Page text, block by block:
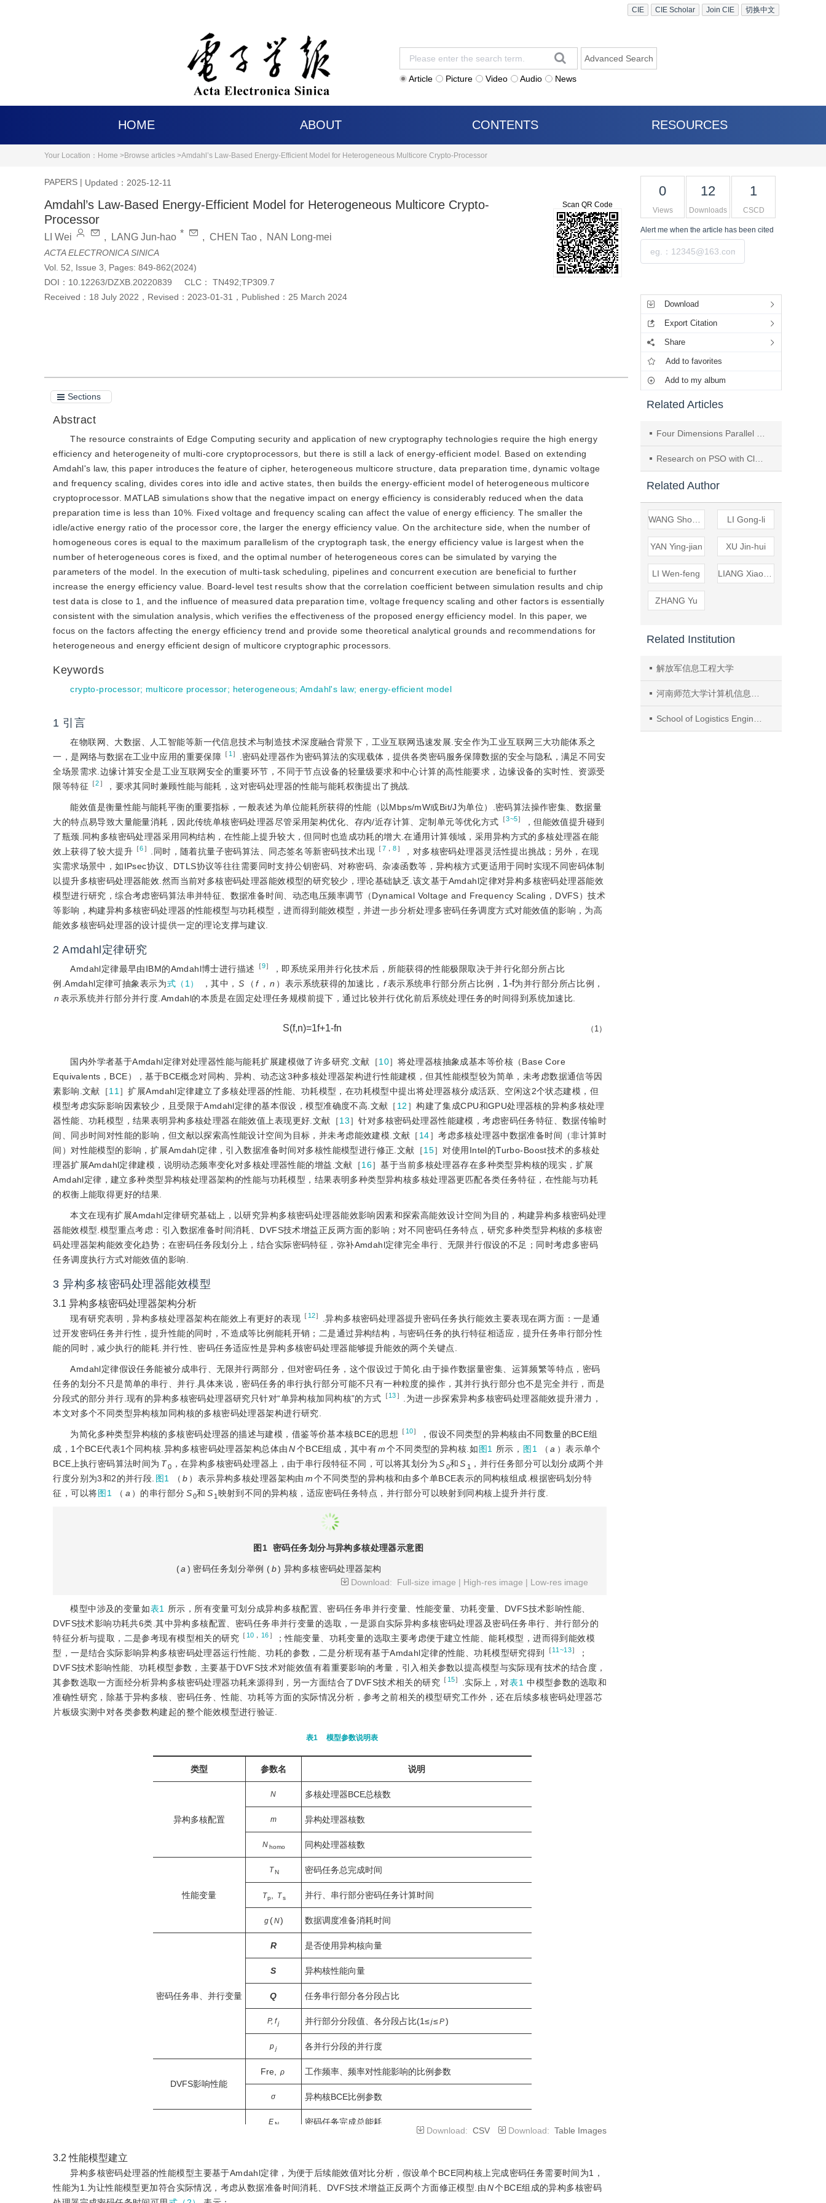
切换中文
Join CIE
CIE Scholar
CIE
Article Picture Video Audio News
Advanced Search
HOME ABOUT CONTENTS RESOURCES
Your Location： Home >Browse articles >Amdahl’s Law-Based Energy-Efficient Model for Heterogeneous Multicore Crypto-Processor
PAPERS | Updated：2025-12-11
Amdahl’s Law-Based Energy-Efficient Model for Heterogeneous Multicore Crypto-
Processor
LI Wei , LANG Jun-hao * , CHEN Tao , NAN Long-mei
ACTA ELECTRONICA SINICA
Vol. 52, Issue 3, Pages: 849-862(2024)
DOI： 10.12263/DZXB.20220839 CLC：
TN492;TP309.7
Received： 18 July 2022 ， Revised： 2023-01-31 ， Published： 25 March 2024
Scan QR Code
Sections
Abstract
The resource constraints of Edge Computing security and application of new cryptography technologies require the high energy
efficiency and heterogeneity of multi-core cryptoprocessors, but there is still a lack of energy-efficient model. Based on extending
Amdahl's law, this paper introduces the feature of cipher, heterogeneous multicore structure, data preparation time, dynamic voltage
and frequency scaling, divides cores into idle and active states, then builds the energy-efficient model of heterogeneous multicore
cryptoprocessor. MATLAB simulations show that the negative impact on energy efficiency is considerably reduced when the data
preparation time is less than 10%. Fixed voltage and frequency scaling can affect the value of energy efficiency. The smaller the
idle/active energy ratio of the processor core, the larger the energy efficiency value. On the architecture side, when the number of
homogeneous cores is equal to the maximum parallelism of the cryptograph task, the energy efficiency value is largest when the
number of heterogeneous cores is fixed, and the optimal number of heterogeneous cores can be simulated by varying the
parameters of the model. In the execution of multi-task scheduling, pipelines and concurrent execution are beneficial to further
increase the energy efficiency value. Board-level test results show that the correlation coefficient between simulation results and chip
test data is close to 1, and the influence of measured data preparation time, voltage frequency scaling and other factors is essentially
consistent with the simulation analysis, which verifies the effectiveness of the proposed energy efficiency model. In this paper, we
focus on the factors affecting the energy efficiency trend and provide some theoretical analytical grounds and recommendations for
heterogeneous and energy efficient design of multicore cryptographic processors.
Keywords
crypto-processor; multicore processor; heterogeneous; Amdahl's law; energy-efficient model
1 引言
在物联网、大数据、人工智能等新一代信息技术与制造技术深度融合背景下，工业互联网迅速发展.安全作为工业互联网三大功能体系之
一，是网络与数据在工业中应用的重要保障 ［ 1 ］
.密码处理器作为密码算法的实现载体，提供各类密码服务保障数据的安全与隐私，满足不同安
全场景需求.边缘计算安全是工业互联网安全的重要环节，不同于节点设备的轻量级要求和中心计算的高性能要求，边缘设备的实时性、资源受
限等特征 ［2］ ，要求其同时兼顾性能与能耗，这对密码处理器的性能与能耗权衡提出了挑战.
能效值是衡量性能与能耗平衡的重要指标，一般表述为单位能耗所获得的性能（以Mbps/mW或Bit/J为单位）.密码算法操作密集、数据量
大的特点易导致大量能量消耗，因此传统单核密码处理器尽管采用架构优化、存内/近存计算、定制单元等优化方式 ［3~5］
，但能效值提升碰到
了瓶颈.同构多核密码处理器采用同构结构，在性能上提升较大，但同时也造成功耗的增大.在通用计算领域，采用异构方式的多核处理器在能
效上获得了较大提升 ［6］ .同时，随着抗量子密码算法、同态签名等新密码技术出现 ［7 ，8］
，对多核密码处理器灵活性提出挑战；另外，在现
实需求场景中，如IPsec协议、DTLS协议等往往需要同时支持公钥密码、对称密码、杂凑函数等，异构核方式更适用于同时实现不同密码体制
以提升多核密码处理器能效.然而当前对多核密码处理器能效模型的研究较少，理论基础缺乏.该文基于Amdahl定律对异构多核密码处理器能效
模型进行研究，综合考虑密码算法串并特征、数据准备时间、动态电压频率调节（Dynamical Voltage and Frequency Scaling，DVFS）技术
等影响，构建异构多核密码处理器的性能模型与功耗模型，进而得到能效模型，并进一步分析处理多密码任务调度方式对能效值的影响，为高
能效多核密码处理器的设计提供一定的理论支撑与建议.
2 Amdahl定律研究
Amdahl定律最早由IBM的Amdahl博士进行描述 ［9］
，即系统采用并行化技术后，所能获得的性能极限取决于并行化部分所占比
例.Amdahl定律可抽象表示为式（1） ，其中， S （ f ， n ）表示系统获得的加速比， f表示系统串行部分所占比例， 1-f为并行部分所占比例，
n 表示系统并行部分并行度.Amdahl的本质是在固定处理任务规模前提下，通过比较并行优化前后系统处理任务的时间得到系统加速比.
S(f,n)=1f+1-fn （1）
国内外学者基于Amdahl定律对处理器性能与能耗扩展建模做了许多研究.文献［10］将处理器核抽象成基本等价核（Base Core
Equivalents，BCE），基于BCE概念对同构、异构、动态这3种多核处理器架构进行性能建模，但其性能模型较为简单，未考虑数据通信等因
素影响.文献［11 ］扩展Amdahl定律建立了多核处理器的性能、功耗模型，在功耗模型中提出将处理器核分成活跃、空闲这2个状态建模，但
模型考虑实际影响因素较少，且受限于Amdahl定律的基本假设，模型准确度不高.文献［ 12 ］构建了集成CPU和GPU处理器核的异构多核处理
器性能、功耗模型，结果表明异构多核处理器在能效值上表现更好.文献［13］针对多核密码处理器性能建模，考虑密码任务特征、数据传输时
间、同步时间对性能的影响，但文献以探索高性能设计空间为目标，并未考虑能效建模.文献［ 14］考虑多核处理器中数据准备时间（非计算时
间）对性能模型的影响，扩展Amdahl定律，引入数据准备时间对多核性能模型进行修正.文献［15］对使用Intel的Turbo-Boost技术的多核处
理器扩展Amdahl定律建模，说明动态频率变化对多核处理器性能的增益.文献［16］基于当前多核处理器存在多种类型异构核的现实，扩展
Amdahl定律，建立多种类型异构核处理器架构的性能与功耗模型，结果表明多种类型异构核多核处理器更匹配各类任务特征，在性能与功耗
的权衡上能取得更好的结果.
本文在现有扩展Amdahl定律研究基础上，以研究异构多核密码处理器能效影响因素和探索高能效设计空间为目的，构建异构多核密码处理
器能效模型.模型重点考虑：引入数据准备时间消耗、DVFS技术增益正反两方面的影响；对不同密码任务特点，研究多种类型异构核的多核密
码处理器架构能效变化趋势；在密码任务段划分上，结合实际密码特征，弥补Amdahl定律完全串行、无限并行假设的不足；同时考虑多密码
任务调度执行方式对能效值的影响.
3 异构多核密码处理器能效模型
3.1 异构多核密码处理器架构分析
现有研究表明，异构多核处理器架构在能效上有更好的表现 ［ 12］
.异构多核密码处理器提升密码任务执行能效主要表现在两方面：一是通
过开发密码任务并行性，提升性能的同时，不造成等比例能耗开销；二是通过异构结构，与密码任务的执行特征相适应，提升任务串行部分性
能的同时，减少执行的能耗.并行性、密码任务适应性是异构多核密码处理器能够提升能效的两个关键点.
Amdahl定律假设任务能被分成串行、无限并行两部分，但对密码任务，这个假设过于简化.由于操作数据量密集、运算频繁等特点，密码
任务的划分不只是简单的串行、并行.具体来说，密码任务的串行执行部分可能不只有一种粒度的操作，其并行执行部分也不是完全并行，而是
分段式的部分并行.现有的异构多核密码处理器研究只针对“单异构核加同构核”的方式 ［13］
.为进一步探索异构多核密码处理器能效提升潜力，
本文对多个不同类型异构核加同构核的多核密码处理器架构进行研究.
为简化多种类型异构核的多核密码处理器的描述与建模，借鉴等价基本核BCE的思想 ［ 10］
，假设不同类型的异构核由不同数量的BCE组
成，1个BCE代表1个同构核.异构多核密码处理器架构总体由 N个BCE组成，其中有m 个不同类型的异构核.如图1 所示， 图1 （ a ）表示单个
BCE上执行密码算法时间为 T0 ，在异构多核密码处理器上，由于串行段特征不同，可以将其划分为S 0和 S 1
，并行任务部分可以划分成两个并
行度分别为3和2的并行段. 图1 （ b ）表示异构多核处理器架构由 m 个不同类型的异构核和由多个单BCE表示的同构核组成.根据密码划分特
征，可以将图1 （ a ）的串行部分S0和 S 1 映射到不同的异构核，适应密码任务特点，并行部分可以映射到同构核上提升并行度.
图1 密码任务划分与异构多核处理器示意图
(a ) 密码任务划分举例 (b) 异构多核密码处理器架构
Download:
Full-size image | High-res image | Low-res image
模型中涉及的变量如表1
所示，所有变量可划分成异构多核配置、密码任务串并行变量、性能变量、功耗变量、DVFS技术影响性能、
DVFS技术影响功耗共6类.其中异构多核配置、密码任务串并行变量的选取，一是源自实际异构多核密码处理器及密码任务串行、并行部分的
特征分析与提取，二是参考现有模型相关的研究 ［ 10 ， 16］
；性能变量、功耗变量的选取主要考虑便于建立性能、能耗模型，进而得到能效模
型，一是结合实际影响异构多核密码处理器运行性能、功耗的参数，二是分析现有基于Amdahl定律的性能、功耗模型研究得到
［11~13］
；
DVFS技术影响性能、功耗模型参数，主要基于DVFS技术对能效值有着重要影响的考量，引入相关参数以提高模型与实际现有技术的结合度，
其参数选取一方面经分析异构多核密码处理器功耗来源得到，另一方面结合了DVFS技术相关的研究 ［ 15］ .实际上，对表1 中模型参数的选取和
准确性研究，除基于异构多核、密码任务、性能、功耗等方面的实际情况分析，参考之前相关的模型研究工作外，还在后续多核密码处理器芯
片板级实测中对各类参数构建起的整个能效模型进行验证.
表1 模型参数说明表
类型 参数名 说明
异构多核配置
N 多核处理器BCE总核数
m 异构处理器核数
N homo 同构处理器核数
性能变量
T N 密码任务总完成时间
Tp Ts 并行、串行部分密码任务计算时间
g (N) 数据调度准备消耗时间
密码任务串、并行变量
R 是否使用异构核向量
S 异构核性能向量
Q 任务串行部分各分段占比
P, fj 并行部分分段值、各分段占比(1≤j≤P)
p j 各并行分段的并行度
DVFS影响性能
Fre, ρ 工作频率、频率对性能影响的比例参数
σ 异构核BCE比例参数
EN 密码任务完成总能耗
E, K 异构核活跃能耗、异构核空闲能耗
Download: CSV Download: Table Images
3.2 性能模型建立
异构多核密码处理器的性能模型主要基于Amdahl定律，为便于后续能效值对比分析，假设单个BCE同构核上完成密码任务需要时间为1，
性能为1.为让性能模型更加符合实际情况，考虑从数据准备时间消耗、DVFS技术增益正反两个方面修正模型.由N个BCE组成的异构多核密码
0
Views
12
Downloads
1
CSCD
Alert me when the article has been cited
Download
Export Citation
Share
Add to favorites
Add to my album
Related Articles
Four Dimensions Parallel Processing Architecture for Block Cipher
Research on PSO with Clusters and Heterogeneity
Related Author
LI Gong-li
YAN Ying-jian XU Jin-hui
LI Wen-feng
ZHANG Yu
Related Institution
解放军信息工程大学
河南师范大学计算机信息工程学院
School of Logistics Engineering, Wuhan University of Technology